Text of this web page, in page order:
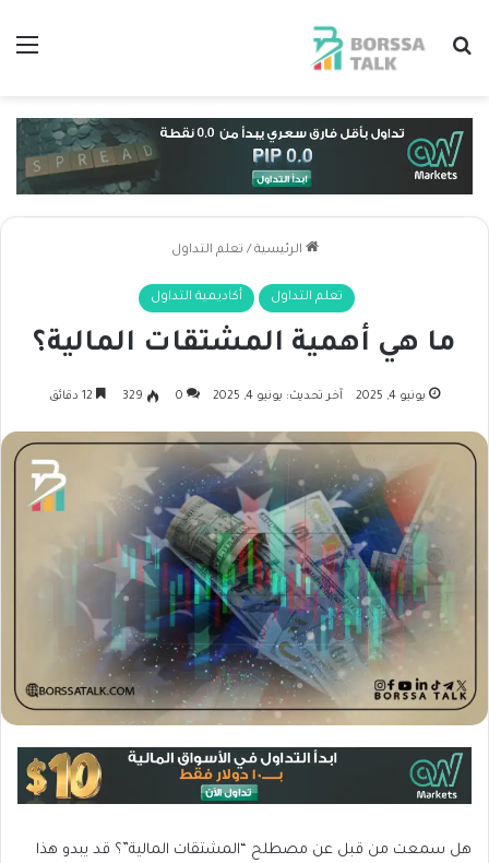
بحث عن
الرئيسية / تعلم التداول
تعلم التداول أكاديمية التداول
ما هي أهمية المشتقات المالية؟
يونيو 4, 2025 آخر تحديث: يونيو 4, 2025 0
329
هل سمعت من قبل عن مصطلح “المشتقات المالية”؟ قد يبدو هذا